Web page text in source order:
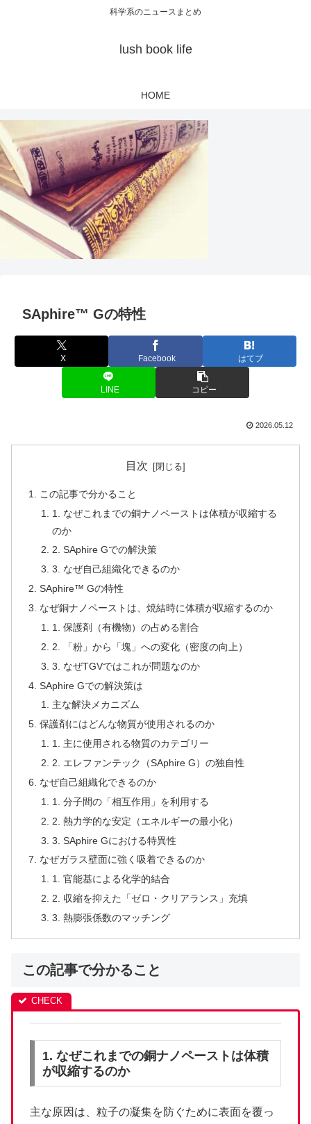
科学系のニュースまとめ
lush book life
HOME
SAphire™ Gの特性
X Facebook はてブ
LINE コピー
2026.05.12
目次
この記事で分かること
1. なぜこれまでの銅ナノペーストは体積が収縮する
のか
2. SAphire Gでの解決策
3. なぜ自己組織化できるのか
SAphire™ Gの特性
なぜ銅ナノペーストは、焼結時に体積が収縮するのか
1. 保護剤（有機物）の占める割合
2. 「粉」から「塊」への変化（密度の向上）
3. なぜTGVではこれが問題なのか
SAphire Gでの解決策は
主な解決メカニズム
保護剤にはどんな物質が使用されるのか
1. 主に使用される物質のカテゴリー
2. エレファンテック（SAphire G）の独自性
なぜ自己組織化できるのか
1. 分子間の「相互作用」を利用する
2. 熱力学的な安定（エネルギーの最小化）
3. SAphire Gにおける特異性
なぜガラス壁面に強く吸着できるのか
1. 官能基による化学的結合
2. 収縮を抑えた「ゼロ・クリアランス」充填
3. 熱膨張係数のマッチング
この記事で分かること
1. なぜこれまでの銅ナノペーストは体積
が収縮するのか
主な原因は、粒子の凝集を防ぐために表面を覆っ